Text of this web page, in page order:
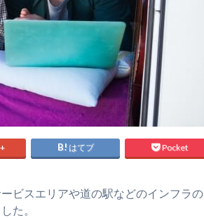
はてブ Pocket
ビスエリアや道の駅などのインフラの
た。